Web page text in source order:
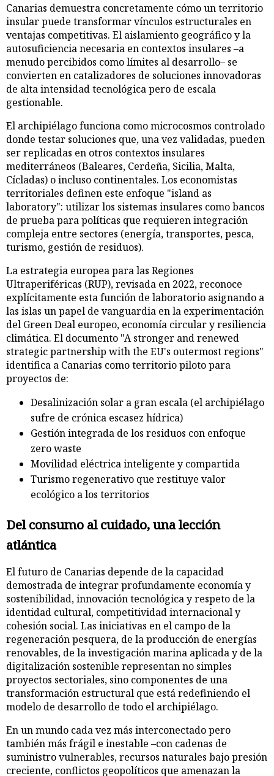
Canarias demuestra concretamente cómo un territorio
insular puede transformar vínculos estructurales en
ventajas competitivas. El aislamiento geográfico y la
autosuficiencia necesaria en contextos insulares –a
menudo percibidos como límites al desarrollo– se
convierten en catalizadores de soluciones innovadoras
de alta intensidad tecnológica pero de escala
gestionable.
El archipiélago funciona como microcosmos controlado
donde testar soluciones que, una vez validadas, pueden
ser replicadas en otros contextos insulares
mediterráneos (Baleares, Cerdeña, Sicilia, Malta,
Cícladas) o incluso continentales. Los economistas
territoriales definen este enfoque "island as
laboratory": utilizar los sistemas insulares como bancos
de prueba para políticas que requieren integración
compleja entre sectores (energía, transportes, pesca,
turismo, gestión de residuos).
La estrategia europea para las Regiones
Ultraperiféricas (RUP), revisada en 2022, reconoce
explícitamente esta función de laboratorio asignando a
las islas un papel de vanguardia en la experimentación
del Green Deal europeo, economía circular y resiliencia
climática. El documento "A stronger and renewed
strategic partnership with the EU's outermost regions"
identifica a Canarias como territorio piloto para
proyectos de:
Desalinización solar a gran escala (el archipiélago
sufre de crónica escasez hídrica)
Gestión integrada de los residuos con enfoque
zero waste
Movilidad eléctrica inteligente y compartida
Turismo regenerativo que restituye valor
ecológico a los territorios
Del consumo al cuidado, una lección
atlántica
El futuro de Canarias depende de la capacidad
demostrada de integrar profundamente economía y
sostenibilidad, innovación tecnológica y respeto de la
identidad cultural, competitividad internacional y
cohesión social. Las iniciativas en el campo de la
regeneración pesquera, de la producción de energías
renovables, de la investigación marina aplicada y de la
digitalización sostenible representan no simples
proyectos sectoriales, sino componentes de una
transformación estructural que está redefiniendo el
modelo de desarrollo de todo el archipiélago.
En un mundo cada vez más interconectado pero
también más frágil e inestable –con cadenas de
suministro vulnerables, recursos naturales bajo presión
creciente, conflictos geopolíticos que amenazan la